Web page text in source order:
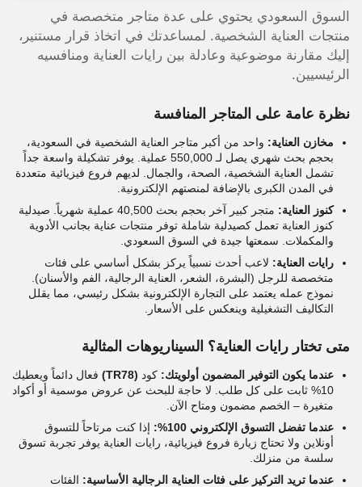
السوق السعودي يحتوي على عدة متاجر متخصصة في
منتجات العناية الشخصية. لمساعدتك في اتخاذ قرار مستنير،
إليك مقارنة موضوعية وعادلة بين رايات العناية ومنافسيه
الرئيسيين.
نظرة عامة على المتاجر المنافسة
مخازن العناية: واحد من أكبر متاجر العناية الشخصية في السعودية،
بحجم بحث شهري يصل لـ 550,000 عملية. يوفر تشكيلة واسعة جداً
تشمل العناية الشخصية، الصحة، والجمال. لديهم فروع فيزيائية متعددة
في المدن الكبرى بالإضافة لمنصتهم الإلكترونية.
كنوز العناية:
متجر كبير آخر بحجم بحث 40,500 عملية شهرياً. صيدلية
كنوز العناية تعمل كصيدلية شاملة توفر منتجات عناية بجانب الأدوية
والمكملات. سمعتها جيدة في السوق السعودي.
رايات العناية: لاعب أحدث نسبياً يركز بشكل أساسي على فئات
متخصصة للرجل (البشرة، الشعر، العناية الرجالية، الفم والأسنان).
نموذج عمله يعتمد على التجارة الإلكترونية بشكل رئيسي، مما يقلل
التكاليف التشغيلية وينعكس على الأسعار.
متى تختار رايات العناية؟ السيناريوهات المثالية
عندما يكون التوفير المضمون أولويتك: كود (TR78)
فعال دائماً ويعطيك
10% ثابت على كل طلب. لا حاجة للبحث عن عروض موسمية أو أكواد
متغيرة – الخصم مضمون ومتاح الآن.
عندما تفضل التسوق الإلكتروني 100%:
إذا كنت مرتاحاً للتسوق
أونلاين ولا تحتاج زيارة فروع فيزيائية، رايات العناية يوفر تجربة تسوق
سلسة من منزلك.
عندما تريد التركيز على فئات العناية الرجالية الأساسية: الفئات